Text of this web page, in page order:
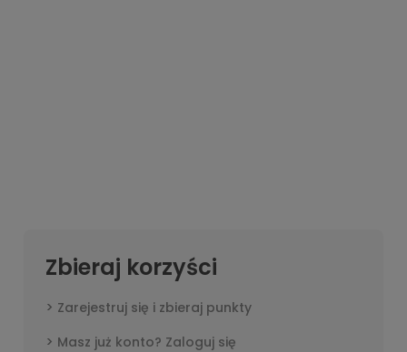
Zbieraj korzyści
Zarejestruj się i zbieraj punkty
Masz już konto? Zaloguj się